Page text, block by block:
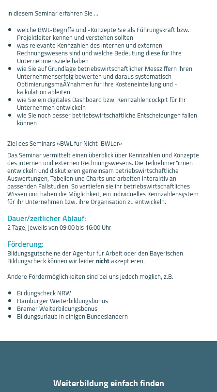
In diesem Seminar erfahren Sie ...
welche BWL-Begriffe und -Konzepte Sie als Führungskraft bzw.
Projektleiter kennen und verstehen sollten
was relevante Kennzahlen des internen und externen
Rechnungswesens sind und welche Bedeutung diese für Ihre
Unternehmensziele haben
wie Sie auf Grundlage betriebswirtschaftlicher Messziffern Ihren
Unternehmenserfolg bewerten und daraus systematisch
OptimierungsmaÃŸnahmen für Ihre Kosteneinteilung und -
kalkulation ableiten
wie Sie ein digitales Dashboard bzw. Kennzahlencockpit für Ihr
Unternehmen entwickeln
wie Sie noch besser betriebswirtschaftliche Entscheidungen fällen
können
Ziel des Seminars »BWL für Nicht-BWLer«
Das Seminar vermittelt einen überblick über Kennzahlen und Konzepte
des internen und externen Rechnungswesens. Die Teilnehmer*innen
entwickeln und diskutieren gemeinsam betriebswirtschaftliche
Auswertungen, Tabellen und Charts und arbeiten interaktiv an
passenden Fallstudien. So vertiefen sie ihr betriebswirtschaftliches
Wissen und haben die Möglichkeit, ein individuelles Kennzahlensystem
für ihr Unternehmen bzw. ihre Organisation zu entwickeln.
Dauer/zeitlicher Ablauf:
2 Tage, jeweils von 09:00 bis 16:00 Uhr
Förderung:
Bildungsgutscheine der Agentur für Arbeit oder den Bayerischen
Bildungscheck können wir leidernichtakzeptieren.
Andere Fördermöglichkeiten sind bei uns jedoch möglich, z.B.
Bildungscheck NRW
Hamburger Weiterbildungsbonus
Bremer Weiterbildungsbonus
Bildungsurlaub in einigen Bundesländern
Weiterbildung einfach finden